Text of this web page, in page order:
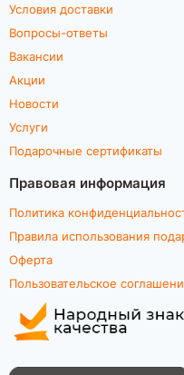
Условия доставки
Вопросы-ответы
Вакансии
Акции
Новости
Услуги
Подарочные сертификаты
Правовая информация
Политика
Правила использования
Оферта
Пользовательское